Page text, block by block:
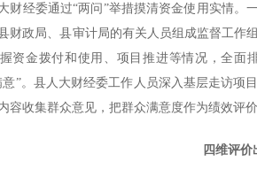
财经委通过“两问”举措摸清资金使用实情。
财政局、县审计局的有关人员组成监督工作
资金拨付和使用、项目推进等情况，全面
意”。县人大财经委工作人员深入基层走访项
容收集群众意见，把群众满意度作为绩效评
四维评价